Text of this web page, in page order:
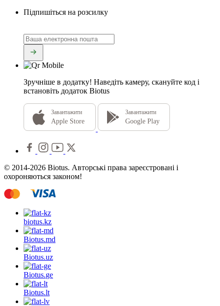
Підпишіться на розсилку
Зручніше в додатку! Наведіть камеру, скануйте код і
встановіть додаток Biotus
Завантажити
Apple Store
Завантажити
Google Play
© 2014-2026 Biotus. Авторські права зареєстровані і
охороняються законом!
biotus.kz
Biotus.md
Biotus.uz
Biotus.ge
Biotus.lt